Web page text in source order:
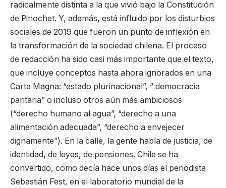
radicalmente distinta a la que vivió bajo la Constitución
de Pinochet. Y, además, está influido por los disturbios
sociales de 2019 que fueron un punto de inflexión en
la transformación de la sociedad chilena. El proceso
de redacción ha sido casi más importante que el texto,
que incluye conceptos hasta ahora ignorados en una
Carta Magna: “estado plurinacional”, ” democracia
paritaria” o incluso otros aún más ambiciosos
(“derecho humano al agua”, “derecho a una
alimentación adecuada”, “derecho a envejecer
dignamente”). En la calle, la gente habla de justicia, de
identidad, de leyes, de pensiones. Chile se ha
convertido, como decía hace unos días el periodista
Sebastián Fest, en el laboratorio mundial de la